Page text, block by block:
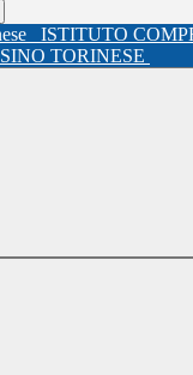
ISTITUTO
TORINESE